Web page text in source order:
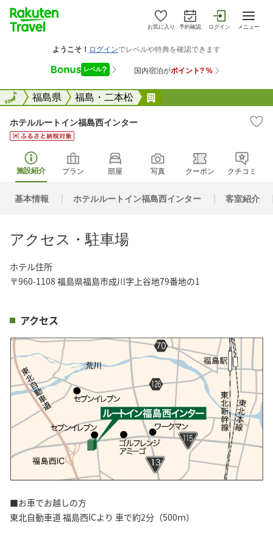
お気に入り 予約確認 ログイン メニュー
全国福島県 福島・二本松
全国
ホテルルートイン福島西インター
施設紹介 プラン 部屋 写真 クーポン クチコミ
基本情報 ホテルルートイン福島西インター 客室紹介
アクセス・駐車場
ホテル住所
〒960-1108 福島県福島市成川字上谷地79番地の1
アクセス
■お車でお越しの方
東北自動車道 福島西ICより 車で約2分（500ｍ）